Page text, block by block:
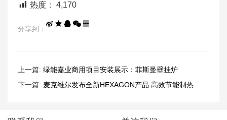
热度： 4,170
分享到：
上一篇: 绿能嘉业商用项目安装展示：菲斯曼壁挂炉
下一篇: 麦克维尔发布全新HEXAGON产品 高效节能制热